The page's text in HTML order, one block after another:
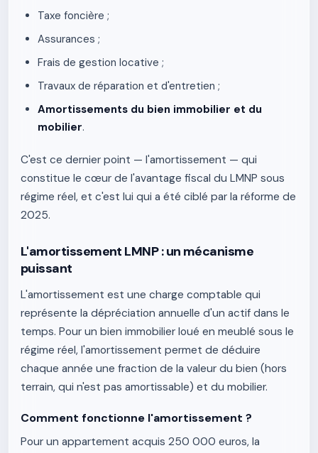
Taxe foncière ;
Assurances ;
Frais de gestion locative ;
Travaux de réparation et d'entretien ;
Amortissements du bien immobilier et du
mobilier.
C'est ce dernier point — l'amortissement — qui
constitue le cœur de l'avantage fiscal du LMNP sous
régime réel, et c'est lui qui a été ciblé par la réforme de
2025.
L'amortissement LMNP : un mécanisme
puissant
L'amortissement est une charge comptable qui
représente la dépréciation annuelle d'un actif dans le
temps. Pour un bien immobilier loué en meublé sous le
régime réel, l'amortissement permet de déduire
chaque année une fraction de la valeur du bien (hors
terrain, qui n'est pas amortissable) et du mobilier.
Comment fonctionne l'amortissement ?
Pour un appartement acquis 250 000 euros, la